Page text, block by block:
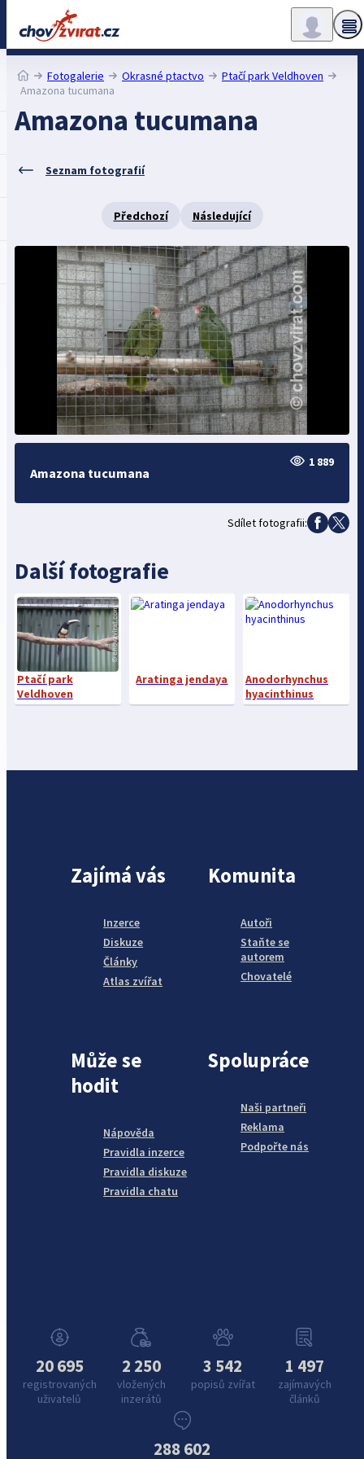
Fotogalerie Okrasné ptactvo
Ptačí park Veldhoven
Amazona tucumana
Amazona tucumana
Seznam fotografií
Předchozí Následující
Amazona tucumana
1 889
Sdílet fotografii:
Další fotografie
Ptačí park
Veldhoven
Aratinga jendaya
Anodorhynchus
hyacinthinus
Zajímá vás
Inzerce
Diskuze
Články
Atlas zvířat
Komunita
Autoři
Staňte se
autorem
Chovatelé
Může se
hodit
Nápověda
Pravidla inzerce
Pravidla diskuze
Pravidla chatu
Spolupráce
Naši partneři
Reklama
Podpořte nás
20 695
registrovaných
uživatelů
2 250
vložených
inzerátů
3 542
popisů zvířat
1 497
zajímavých
článků
288 602